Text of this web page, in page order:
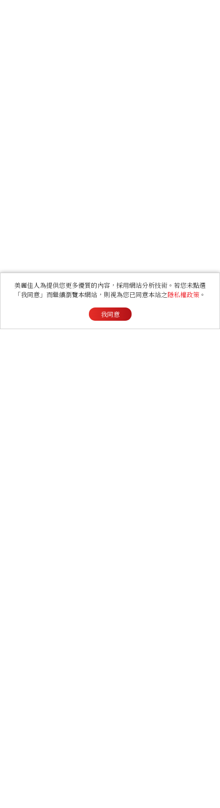
美麗佳人為提供您更多優質的內容，採用網站分析技術。若您未點選
「我同意」而繼續瀏覽本網站，則視為您已同意本站之隱私權政策 。
我同意